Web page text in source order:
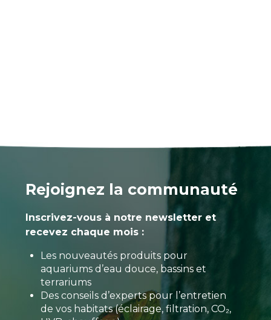
Rejoignez la communauté
Inscrivez-vous à notre newsletter et
recevez chaque mois :
Les nouveautés produits pour
aquariums d’eau douce, bassins et
terrariums
Des conseils d’experts pour l’entretien
de vos habitats (éclairage, filtration, CO₂,